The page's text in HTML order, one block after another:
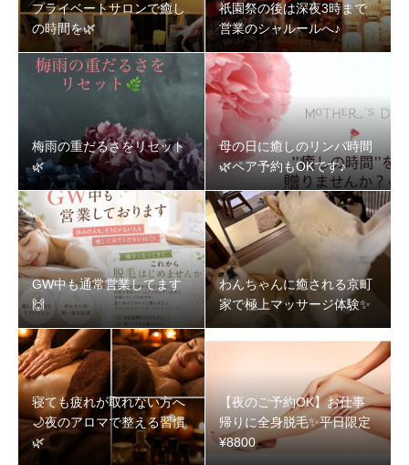
プライベートサロンで癒し
の時間を🌿‬
祇園祭の後は深夜3時まで
営業のシャルールへ♪
梅雨の重だるさをリセット
🌿‬
母の日に癒しのリンパ時間
🌿‬ペア予約もOKです♪
GW中も通常営業してます
🙌
わんちゃんに癒される京町
家で極上マッサージ体験✨
寝ても疲れが取れない方へ
🌙夜のアロマで整える習慣
🌿‬
【夜のご予約OK】お仕事
帰りに全身脱毛✨️平日限定
¥8800